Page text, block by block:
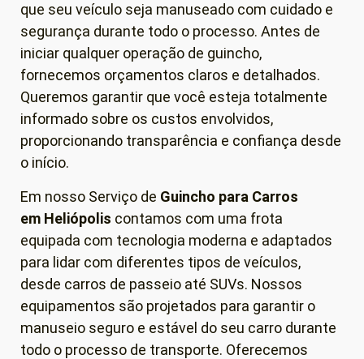
que seu veículo seja manuseado com cuidado e
segurança durante todo o processo. Antes de
iniciar qualquer operação de guincho,
fornecemos orçamentos claros e detalhados.
Queremos garantir que você esteja totalmente
informado sobre os custos envolvidos,
proporcionando transparência e confiança desde
o início.
Em nosso Serviço de Guincho para Carros
em Heliópolis contamos com uma frota
equipada com tecnologia moderna e adaptados
para lidar com diferentes tipos de veículos,
desde carros de passeio até SUVs. Nossos
equipamentos são projetados para garantir o
manuseio seguro e estável do seu carro durante
todo o processo de transporte. Oferecemos